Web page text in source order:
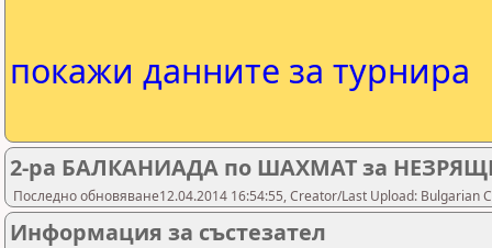
покажи данните за турнира
2-ра БАЛКАНИАДА по ШАХМАТ за
Последно обновяване12.04.2014 16:54:55, Creator/Last Upload: Bulgarian
Информация за състезател